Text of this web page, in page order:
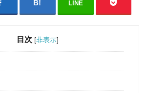
LINE
目次 [非表示]